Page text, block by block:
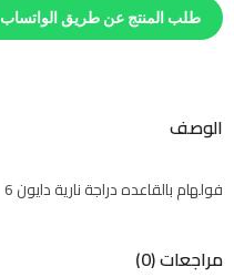
طلب المنتج عن طريق الواتساب
الوصف
فولهام بالقاعده دراجة نارية دايون 6
مراجعات (0)